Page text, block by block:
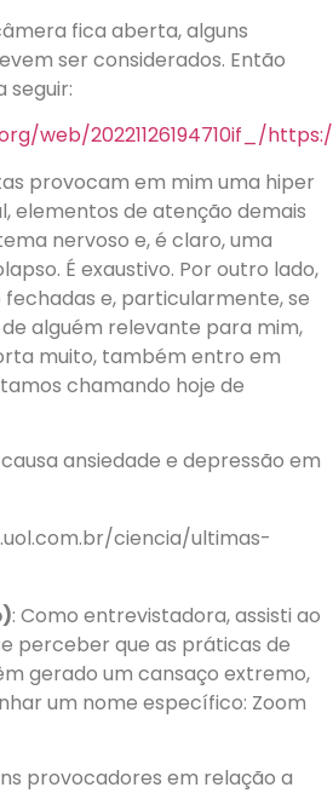
fica aberta, alguns
ser considerados. Então
seguir:
web/20221126194710if_/
provocam em mim uma hiper
elementos de atenção demais
nervoso e, é claro, uma
É exaustivo. Por outro lado,
e, particularmente, se
alguém relevante para mim,
muito, também entro em
chamando hoje de
ansiedade e depressão em
ciencia/ultimas-
: Como entrevistadora, assisti ao
perceber que as práticas de
gerado um cansaço extremo,
um nome específico: Zoom
provocadores em relação a